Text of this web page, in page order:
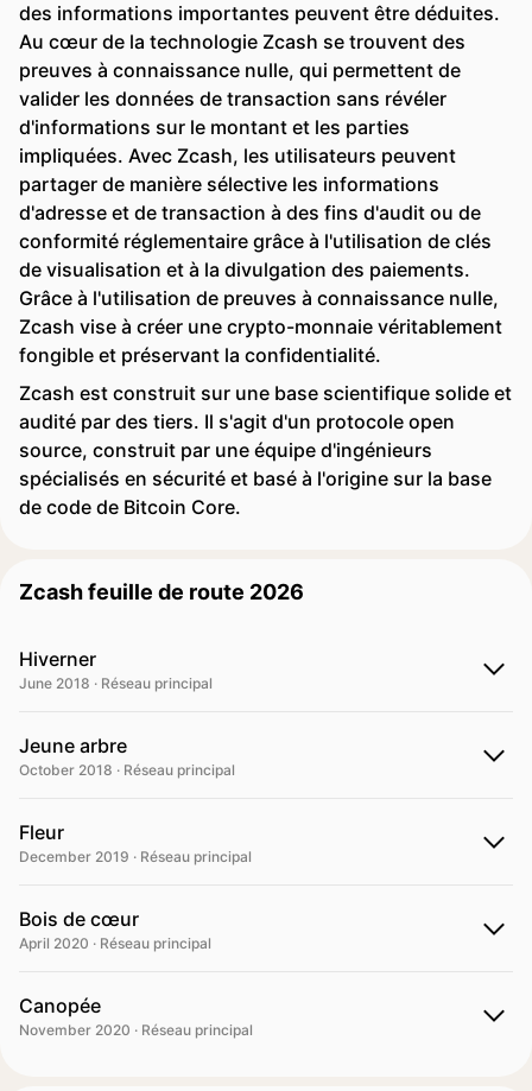
des informations importantes peuvent être déduites.
Au cœur de la technologie Zcash se trouvent des
preuves à connaissance nulle, qui permettent de
valider les données de transaction sans révéler
d'informations sur le montant et les parties
impliquées. Avec Zcash, les utilisateurs peuvent
partager de manière sélective les informations
d'adresse et de transaction à des fins d'audit ou de
conformité réglementaire grâce à l'utilisation de clés
de visualisation et à la divulgation des paiements.
Grâce à l'utilisation de preuves à connaissance nulle,
Zcash vise à créer une crypto-monnaie véritablement
fongible et préservant la confidentialité.
Zcash est construit sur une base scientifique solide et
audité par des tiers. Il s'agit d'un protocole open
source, construit par une équipe d'ingénieurs
spécialisés en sécurité et basé à l'origine sur la base
de code de Bitcoin Core.
Zcash feuille de route 2026
Hiverner
June 2018 · Réseau principal
Jeune arbre
October 2018 · Réseau principal
Fleur
December 2019 · Réseau principal
Bois de cœur
April 2020 · Réseau principal
Canopée
November 2020 · Réseau principal